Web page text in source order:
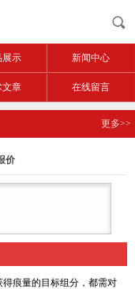
展示 新闻中心
文章 在线留言
更多>>
价
痕量的目标组分，都需对